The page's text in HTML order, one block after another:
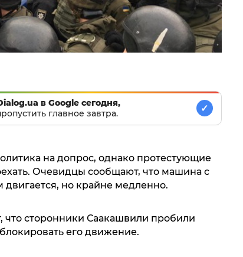
в Google сегодня,
главное завтра.
✓
на допрос, однако протестующие
Очевидцы сообщают, что машина с
но крайне медленно.
сторонники Саакашвили пробили
его движение.